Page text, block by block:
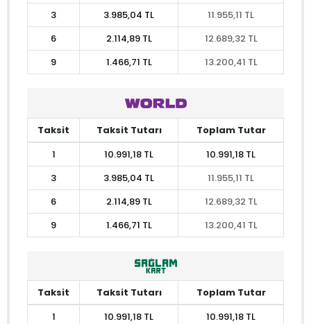
3
3.985,04 TL
11.955,11 TL
6
2.114,89 TL
12.689,32 TL
9
1.466,71 TL 13.200,41 TL
Taksit Taksit Tutarı
Toplam Tutar
1
10.991,18 TL
10.991,18 TL
3
3.985,04 TL
11.955,11 TL
6
2.114,89 TL
12.689,32 TL
9
1.466,71 TL 13.200,41 TL
Taksit Taksit Tutarı
Toplam Tutar
1
10.991,18 TL
10.991,18 TL